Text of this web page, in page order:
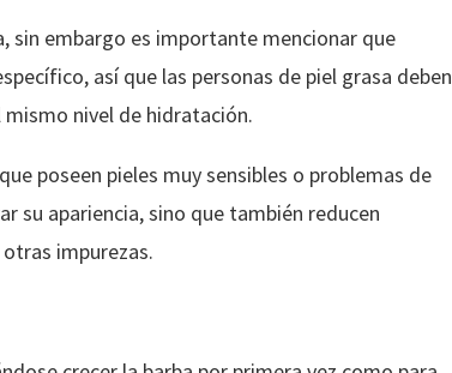
sin embargo es importante mencionar que
así que las personas de piel grasa deben
nivel de hidratación.
poseen pieles muy sensibles o problemas de
su apariencia, sino que también reducen
impurezas.